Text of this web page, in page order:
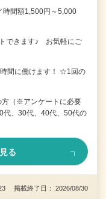
時間額1,500円～5,000
できます♪ お気軽にご
間に働けます！ ☆1回の
（※アンケートに必要
、30代、40代、50代の
る
掲載終了日： 2026/08/30